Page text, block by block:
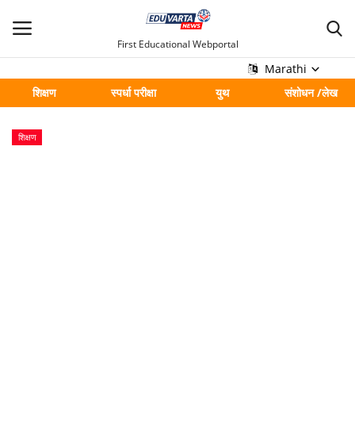
First Educational Webportal
Marathi
शिक्षण
स्पर्धा परीक्षा युथ संशोधन /लेख
मुख्य
Contact
शिक्षण